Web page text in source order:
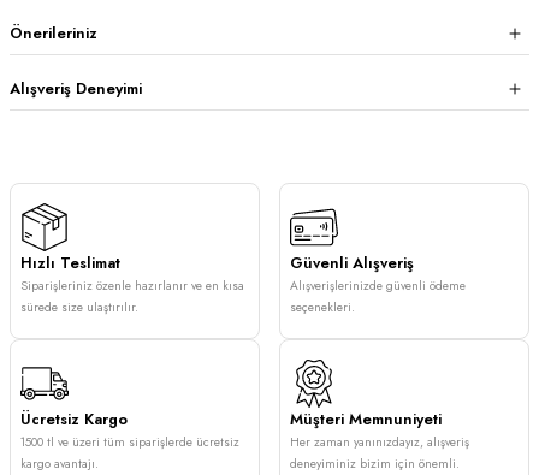
Önerileriniz
Alışveriş Deneyimi
Hızlı Teslimat
Siparişleriniz özenle hazırlanır ve en kısa
sürede size ulaştırılır.
Güvenli Alışveriş
Alışverişlerinizde güvenli ödeme
seçenekleri.
Ücretsiz Kargo
1500 tl ve üzeri tüm siparişlerde ücretsiz
kargo avantajı.
Müşteri Memnuniyeti
Her zaman yanınızdayız, alışveriş
deneyiminiz bizim için önemli.